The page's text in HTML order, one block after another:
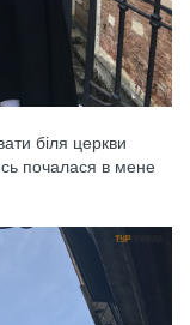
біля церкви
почалася в мене